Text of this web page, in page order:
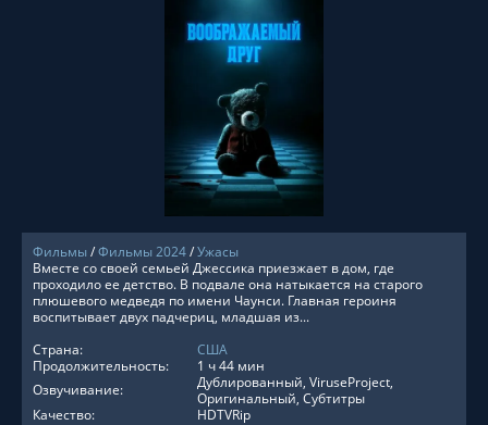
СМОТРЕТЬ ОНЛАЙН
Фильмы/Фильмы 2024/Ужасы
Вместе со своей семьей Джессика приезжает в дом, где
проходило ее детство. В подвале она натыкается на старого
плюшевого медведя по имени Чаунси. Главная героиня
воспитывает двух падчериц, младшая из...
Страна:
США
Продолжительность:
1 ч 44 мин
Озвучивание:
Дублированный, ViruseProject,
Оригинальный, Субтитры
Качество:
HDTVRip